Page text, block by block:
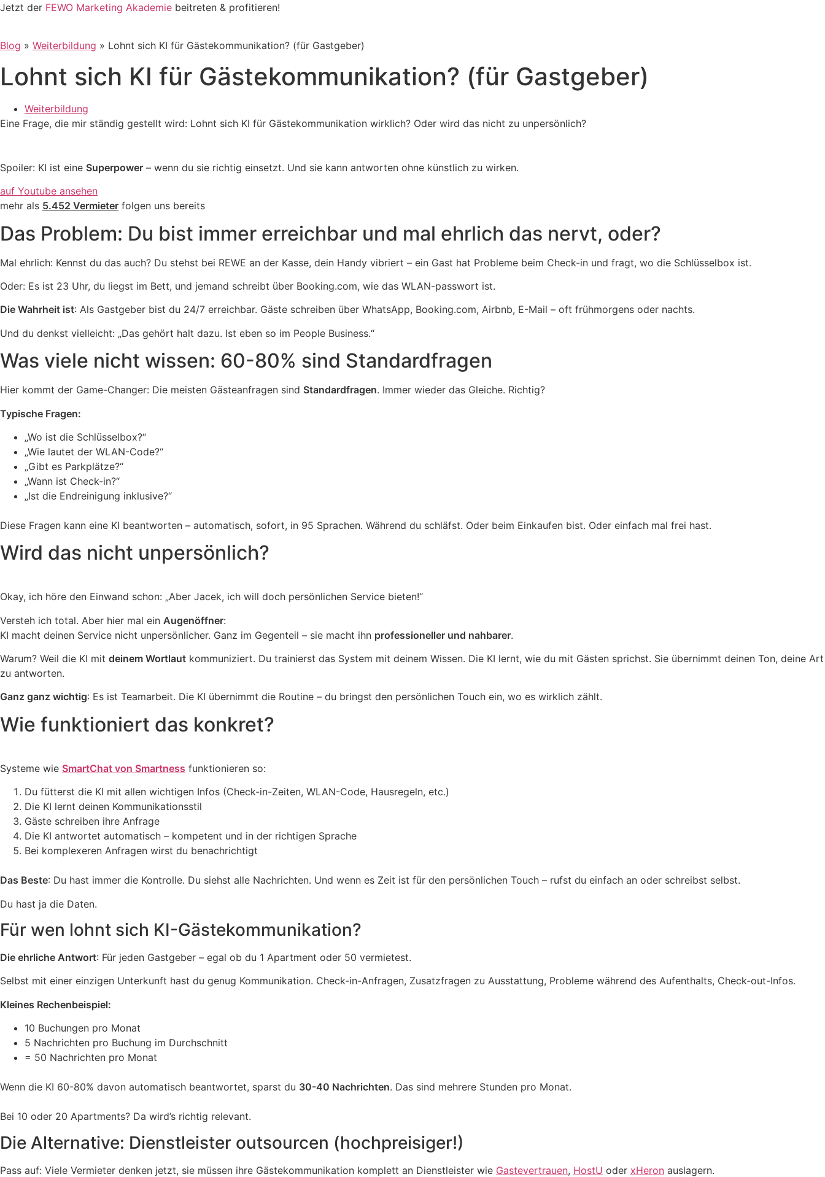
Zum
Jetzt der FEWO Marketing Akademie beitreten & profitieren!
Blog » Weiterbildung » Lohnt sich KI für Gästekommunikation? (für Gastgeber)
Lohnt sich KI für Gästekommunikation? (für Gastgeber)
Weiterbildung
Eine Frage, die mir ständig gestellt wird: Lohnt sich KI für Gästekommunikation wirklich? Oder wird das nicht zu unpersönlich?
Spoiler: KI ist eine Superpower – wenn du sie richtig einsetzt. Und sie kann antworten ohne künstlich zu wirken.
auf Youtube ansehen
mehr als 5.452 Vermieter folgen uns bereits
Das Problem: Du bist immer erreichbar und mal ehrlich das nervt, oder?
Mal ehrlich: Kennst du das auch? Du stehst bei REWE an der Kasse, dein Handy vibriert – ein Gast hat Probleme beim Check-in und fragt, wo die Schlüsselbox ist.
Oder: Es ist 23 Uhr, du liegst im Bett, und jemand schreibt über Booking.com, wie das WLAN-passwort ist.
Die Wahrheit ist: Als Gastgeber bist du 24/7 erreichbar. Gäste schreiben über WhatsApp, Booking.com, Airbnb, E-Mail – oft frühmorgens oder nachts.
Und du denkst vielleicht: „Das gehört halt dazu. Ist eben so im People Business.“
Was viele nicht wissen: 60-80% sind Standardfragen
Hier kommt der Game-Changer: Die meisten Gästeanfragen sind Standardfragen. Immer wieder das Gleiche. Richtig?
Typische Fragen:
„Wo ist die Schlüsselbox?“
„Wie lautet der WLAN-Code?“
„Gibt es Parkplätze?“
„Wann ist Check-in?“
„Ist die Endreinigung inklusive?“
Diese Fragen kann eine KI beantworten – automatisch, sofort, in 95 Sprachen. Während du schläfst. Oder beim Einkaufen bist. Oder einfach mal frei hast.
Wird das nicht unpersönlich?
Okay, ich höre den Einwand schon: „Aber Jacek, ich will doch persönlichen Service bieten!“
Versteh ich total. Aber hier mal ein Augenöffner:
KI macht deinen Service nicht unpersönlicher. Ganz im Gegenteil – sie macht ihn professioneller und nahbarer.
Warum? Weil die KI mit deinem Wortlaut kommuniziert. Du trainierst das System mit deinem Wissen. Die KI lernt, wie du mit Gästen sprichst. Sie übernimmt deinen Ton, deine Art
zu antworten.
Ganz ganz wichtig: Es ist Teamarbeit. Die KI übernimmt die Routine – du bringst den persönlichen Touch ein, wo es wirklich zählt.
Wie funktioniert das konkret?
Systeme wie SmartChat von Smartness funktionieren so:
Du fütterst die KI mit allen wichtigen Infos (Check-in-Zeiten, WLAN-Code, Hausregeln, etc.)
Die KI lernt deinen Kommunikationsstil
Gäste schreiben ihre Anfrage
Die KI antwortet automatisch – kompetent und in der richtigen Sprache
Bei komplexeren Anfragen wirst du benachrichtigt
Das Beste: Du hast immer die Kontrolle. Du siehst alle Nachrichten. Und wenn es Zeit ist für den persönlichen Touch – rufst du einfach an oder schreibst selbst.
Du hast ja die Daten.
Für wen lohnt sich KI-Gästekommunikation?
Die ehrliche Antwort: Für jeden Gastgeber – egal ob du 1 Apartment oder 50 vermietest.
Selbst mit einer einzigen Unterkunft hast du genug Kommunikation. Check-in-Anfragen, Zusatzfragen zu Ausstattung, Probleme während des Aufenthalts, Check-out-Infos.
Kleines Rechenbeispiel:
10 Buchungen pro Monat
5 Nachrichten pro Buchung im Durchschnitt
= 50 Nachrichten pro Monat
Wenn die KI 60-80% davon automatisch beantwortet, sparst du 30-40 Nachrichten. Das sind mehrere Stunden pro Monat.
Bei 10 oder 20 Apartments? Da wird’s richtig relevant.
Die Alternative: Dienstleister outsourcen (hochpreisiger!)
Pass auf: Viele Vermieter denken jetzt, sie müssen ihre Gästekommunikation komplett an Dienstleister wie Gastevertrauen, HostU oder xHeron auslagern.